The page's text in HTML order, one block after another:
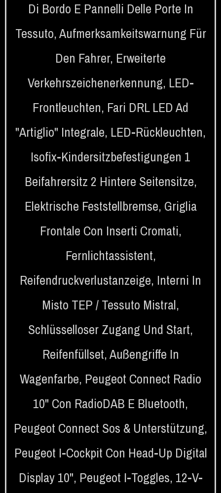
Di Bordo E Pannelli Delle Porte In
Tessuto,Aufmerksamkeitswarnung Für
Den Fahrer, Erweiterte
Verkehrszeichenerkennung, LED-
Frontleuchten, Fari DRL LED Ad
"artiglio" Integrale, LED-Rückleuchten,
Isofix-Kindersitzbefestigungen 1
Beifahrersitz 2 Hintere Seitensitze,
Elektrische Feststellbremse, Griglia
Frontale Con Inserti Cromati,
Fernlichtassistent,
Reifendruckverlustanzeige, Interni In
Misto TEP / Tessuto Mistral,
Schlüsselloser Zugang Und Start,
Reifenfüllset,Außengriffe In
Wagenfarbe, Peugeot Connect Radio
10" Con RadioDAB E Bluetooth,
Peugeot Connect Sos & Unterstützung,
Peugeot I-Cockpit Con Head-Up Digital
Display 10", Peugeot I-Toggles, 12-V-